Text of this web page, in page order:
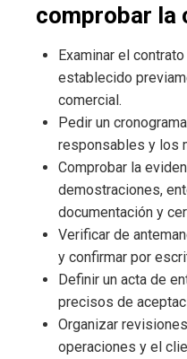
comprobar la
Examinar el
establecido
comercial.
Pedir un
responsables y los
Comprobar la
demostraciones,
documentación y
Verificar de
y confirmar por
Definir un acta de
precisos de
Organizar
operaciones y el